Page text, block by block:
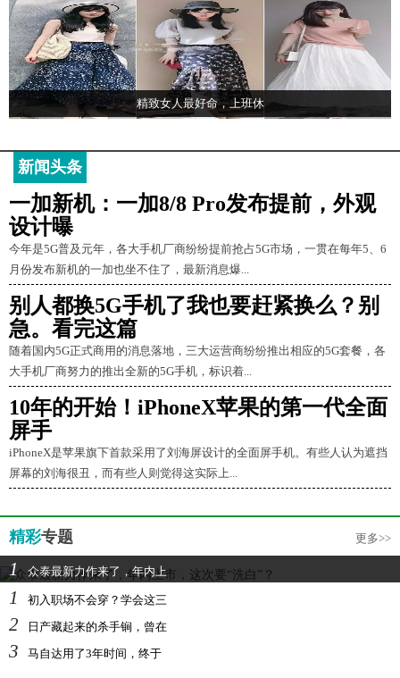
精致女人最好命，上班休
新闻头条
一加新机：一加8/8 Pro发布提前，外观
设计曝
今年是5G普及元年，各大手机厂商纷纷提前抢占5G市场，一贯在每年5、6
月份发布新机的一加也坐不住了，最新消息爆...
别人都换5G手机了我也要赶紧换么？别
急。看完这篇
随着国内5G正式商用的消息落地，三大运营商纷纷推出相应的5G套餐，各
大手机厂商努力的推出全新的5G手机，标识着...
10年的开始！iPhoneX苹果的第一代全面
屏手
iPhoneX是苹果旗下首款采用了刘海屏设计的全面屏手机。有些人认为遮挡
屏幕的刘海很丑，而有些人则觉得这实际上...
精彩专题 更多>>
1 众泰最新力作来了，年内上
1 初入职场不会穿？学会这三
2 日产藏起来的杀手锏，曾在
3 马自达用了3年时间，终于